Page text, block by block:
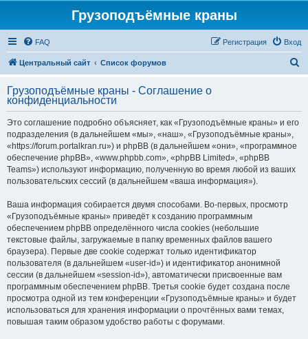
Грузоподъёмные краны
FAQ Вход
Регистрация
Центральный сайт Список форумов
с
Грузоподъёмные краны - Соглашение о
конфиденциальности
Это соглашение подробно объясняет, как «Грузоподъёмные краны» и его
подразделения (в дальнейшем «мы», «наш», «Грузоподъёмные краны»,
«https://forum.portalkran.ru») и phpBB (в дальнейшем «они», «программное
обеспечение phpBB», «www.phpbb.com», «phpBB Limited», «phpBB
Teams») используют информацию, полученную во время любой из ваших
пользовательских сессий (в дальнейшем «ваша информация»).
Ваша информация собирается двумя способами. Во-первых, просмотр
«Грузоподъёмные краны» приведёт к созданию программным
обеспечением phpBB определённого числа cookies (небольшие
текстовые файлы, загружаемые в папку временных файлов вашего
браузера). Первые две cookie содержат только идентификатор
пользователя (в дальнейшем «user-id») и идентификатор анонимной
сессии (в дальнейшем «session-id»), автоматически присвоенные вам
программным обеспечением phpBB. Третья cookie будет создана после
просмотра одной из тем конференции «Грузоподъёмные краны» и будет
использоваться для хранения информации о прочтённых вами темах,
повышая таким образом удобство работы с форумами.